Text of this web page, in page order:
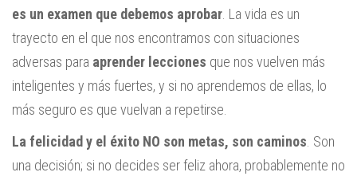
es un examen que debemos aprobar . La vida es un
trayecto en el que nos encontramos con situaciones
adversas para aprender lecciones que nos vuelven más
inteligentes y más fuertes, y si no aprendemos de ellas, lo
más seguro es que vuelvan a repetirse.
La felicidad y el éxito NO son metas, son caminos . Son
una decisión; si no decides ser feliz ahora, probablemente no